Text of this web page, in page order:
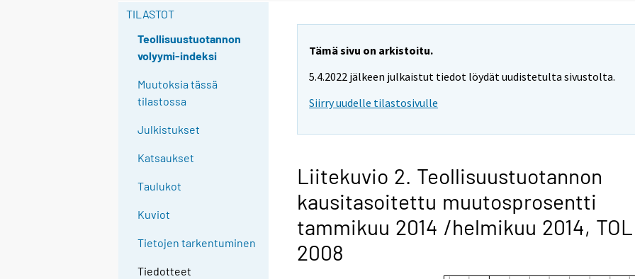
TILASTOT
Teollisuustuotannon
volyymi-indeksi
Muutoksia tässä
tilastossa
Julkistukset
Katsaukset
Taulukot
Kuviot
Tietojen tarkentuminen
Tiedotteet
Tämä sivu on arkistoitu.
5.4.2022 jälkeen julkaistut tiedot löydät uudistetulta sivustolta.
Siirry uudelle tilastosivulle
Liitekuvio 2. Teollisuustuotannon
kausitasoitettu muutosprosentti
tammikuu 2014 /helmikuu 2014, TOL
2008